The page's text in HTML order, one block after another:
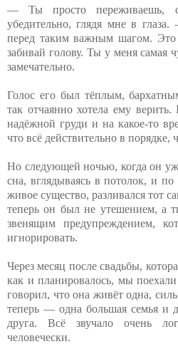
— Ты просто переживаешь,
убедительно, глядя мне в
перед таким важным шагом.
забивай голову. Ты у меня самая
замечательно.
Голос его был тёплым,
так отчаянно хотела ему
надёжной груди и на какое-то
что всё действительно в порядке,
Но следующей ночью, когда он
сна, вглядываясь в потолок, и
живое существо, разливался тот
теперь он был не утешением, а
звенящим предупреждением,
игнорировать.
Через месяц после свадьбы,
как и планировалось, мы
говорил, что она живёт одна,
теперь — одна большая семья и
друга. Всё звучало очень
человечески.